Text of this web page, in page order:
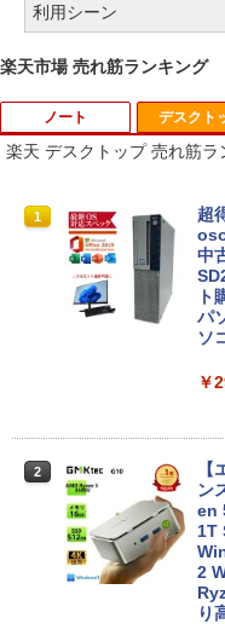
利用シーン
楽天市場 売れ筋ランキング
ノート
1
ノ
￥
2
メ
ト
無
も
デスクト
楽天 デスクトップ 売れ筋ラ
1
超
中
ト
パ
ソ
￥
2
ン
en
1T
2
り